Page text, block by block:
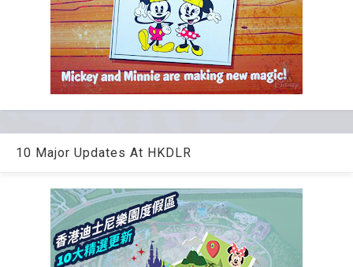
10 Major Updates At HKDLR